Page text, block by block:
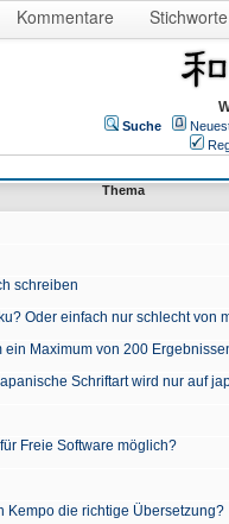
Kommentare Stichworte
Suche
Thema
schreiben
Oder einfach nur schlecht von
ein Maximum von 200
Schriftart wird nur auf
Freie Software möglich?
Kempo die richtige Übersetzung?